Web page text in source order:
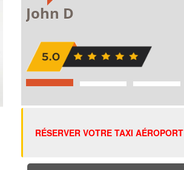
RÉSERVER VOTRE TAXI AÉROPORT